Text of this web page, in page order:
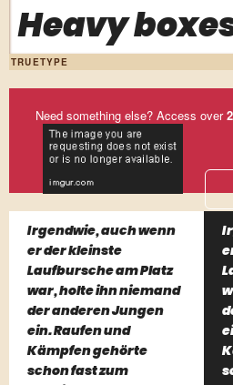
Heavy
TRUETYPE
Need something else? Access over
Irgendwie, auch wenn
er der kleinste
Laufbursche am Platz
war, holte ihn niemand
der anderen Jungen
ein. Raufen und
Kämpfen gehörte
schon fast zum